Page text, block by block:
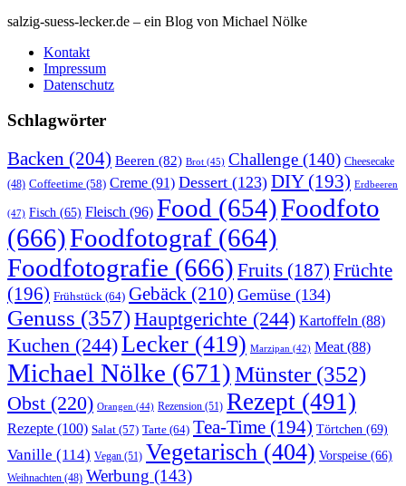
salzig-suess-lecker.de – ein Blog von Michael Nölke
Kontakt
Impressum
Datenschutz
Schlagwörter
Backen (204) Beeren (82) Brot (45) Challenge (140) Cheesecake
(48) Coffeetime (58) Creme (91) Dessert (123) DIY(193) Erdbeeren
(47) Fisch (65) Fleisch (96) Food (654)Foodfoto
(666)Foodfotograf (664)
Foodfotografie (666) Fruits (187) Früchte
(196) Frühstück (64) Gebäck (210) Gemüse (134)
Genuss (357)Hauptgerichte (244) Kartoffeln (88)
Kuchen (244)Lecker (419) Marzipan (42) Meat (88)
Michael Nölke (671)Münster(352)
Obst (220) Orangen (44) Rezension (51) Rezept (491)
Rezepte (100) Salat (57) Tarte (64) Tea-Time (194) Törtchen (69)
Vanille (114) Vegan (51) Vegetarisch (404) Vorspeise (66)
Weihnachten (48) Werbung (143)